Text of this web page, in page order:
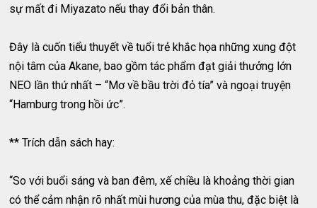
sự mất đi Miyazato nếu thay đổi bản thân.
Đây là cuốn tiểu thuyết về tuổi trẻ khắc họa những xung đột
nội tâm của Akane, bao gồm tác phẩm đạt giải thưởng lớn
NEO lần thứ nhất – “Mơ về bầu trời đỏ tía” và ngoại truyện
“Hamburg trong hồi ức”.
** Trích dẫn sách hay:
“So với buổi sáng và ban đêm, xế chiều là khoảng thời gian
có thể cảm nhận rõ nhất mùi hương của mùa thu, đặc biệt là